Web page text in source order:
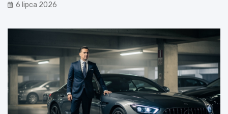
6 lipca 2026